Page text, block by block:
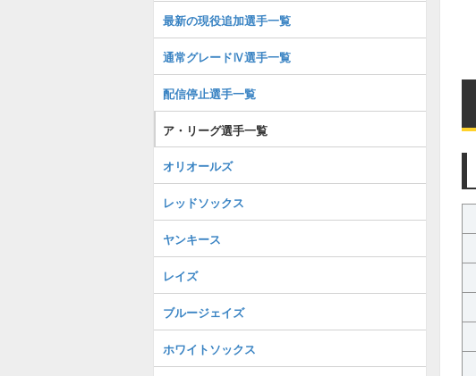
最新の現役追加選手一覧
通常グレードⅣ選手一覧
配信停止選手一覧
ア・リーグ選手一覧
オリオールズ
レッドソックス
ヤンキース
レイズ
ブルージェイズ
ホワイトソックス